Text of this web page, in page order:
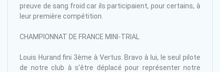
preuve de sang froid car ils participaient, pour certains, à
leur première compétition.
CHAMPIONNAT DE FRANCE MINI-TRIAL
Louis Hurand fini 3ème à Vertus. Bravo à lui, le seul pilote
de notre club à s’être déplacé pour représenter notre